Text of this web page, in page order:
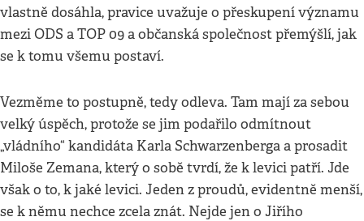
vlastně dosáhla, pravice uvažuje o přeskupení významu
mezi ODS a TOP 09 a občanská společnost přemýšlí, jak
se k tomu všemu postaví.
Vezměme to postupně, tedy odleva. Tam mají za sebou
velký úspěch, protože se jim podařilo odmítnout
„vládního“ kandidáta Karla Schwarzenberga a prosadit
Miloše Zemana, který o sobě tvrdí, že k levici patří. Jde
však o to, k jaké levici. Jeden z proudů, evidentně menší,
se k němu nechce zcela znát. Nejde jen o Jiřího